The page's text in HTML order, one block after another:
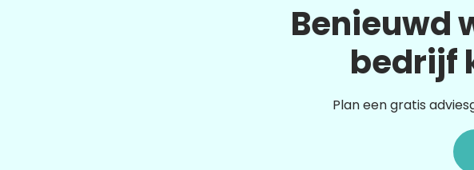
Benieuwd
bedrijf
Plan een gratis